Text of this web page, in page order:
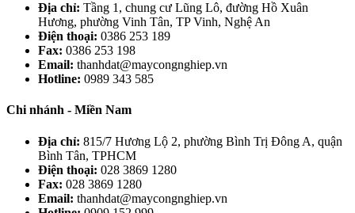
Địa chỉ: Tầng 1, chung cư Lũng Lô, đường Hồ Xuân
Hương, phường Vinh Tân, TP Vinh, Nghệ An
Điện thoại: 0386 253 189
Fax: 0386 253 198
Email: thanhdat@maycongnghiep.vn
Hotline: 0989 343 585
Chi nhánh - Miền Nam
Địa chỉ: 815/7 Hương Lộ 2, phường Bình Trị Đông A, quận
Bình Tân, TPHCM
Điện thoại: 028 3869 1280
Fax: 028 3869 1280
Email: thanhdat@maycongnghiep.vn